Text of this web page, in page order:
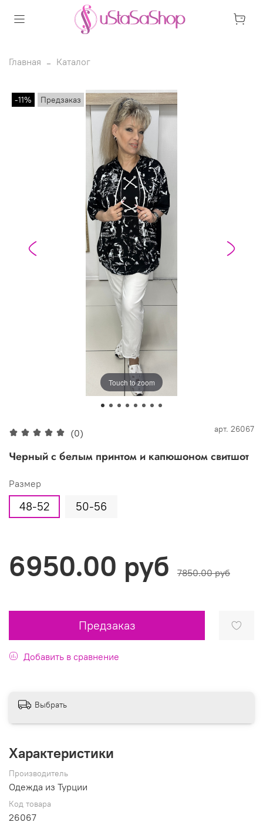
Главная Каталог
Touch to zoom
-11% Предзаказ
(0) арт. 26067
Черный с белым принтом и капюшоном свитшот
Размер
48-52 50-56
6950.00 руб 7850.00 руб
Предзаказ
Добавить в сравнение
Выбрать
Характеристики
Производитель
Одежда из Турции
Код товара
26067